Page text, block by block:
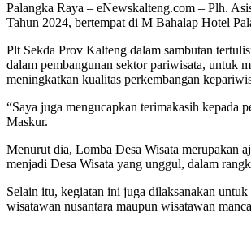
Palangka Raya – eNewskalteng.com – Plh.
Tahun 2024, bertempat di M Bahalap Hotel
Plt Sekda Prov Kalteng dalam sambutan
dalam pembangunan sektor pariwisata, untuk
meningkatkan kualitas perkembangan
“Saya juga mengucapkan terimakasih kepada
Maskur.
Menurut dia, Lomba Desa Wisata merupakan
menjadi Desa Wisata yang unggul, dalam
Selain itu, kegiatan ini juga dilaksanakan
wisatawan nusantara maupun wisatawan